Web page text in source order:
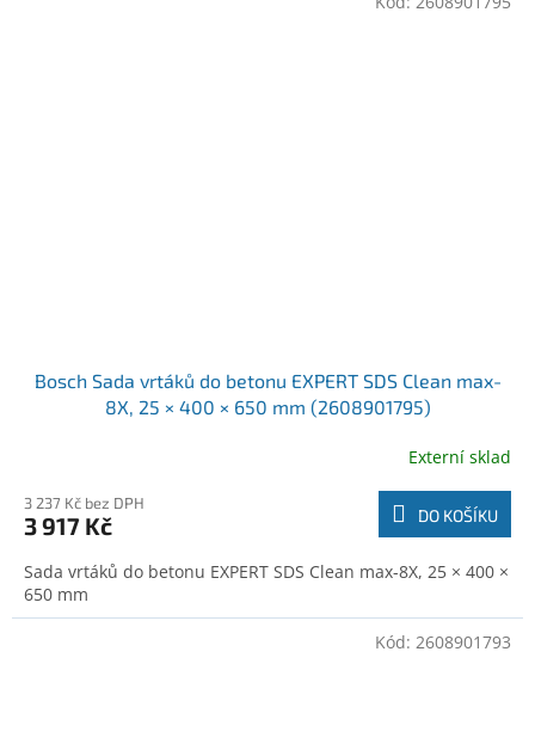
Bosch Sada vrtáků do betonu EXPERT SDS Clean max-
8X, 25 × 400 × 650 mm (2608901795)
Externí sklad
3 237 Kč bez DPH
3 917 Kč DO KOŠÍKU
Sada vrtáků do betonu EXPERT SDS Clean max-8X, 25 × 400 ×
650 mm
Kód: 2608901793